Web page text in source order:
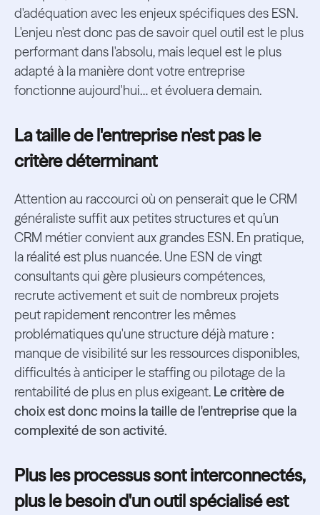
d'adéquation avec les enjeux spécifiques des ESN.
L'enjeu n'est donc pas de savoir quel outil est le plus
performant dans l'absolu, mais lequel est le plus
adapté à la manière dont votre entreprise
fonctionne aujourd'hui… et évoluera demain.
La taille de l'entreprise n'est pas le
critère déterminant
Attention au raccourci où on penserait que le CRM
généraliste suffit aux petites structures et qu’un
CRM métier convient aux grandes ESN. En pratique,
la réalité est plus nuancée. Une ESN de vingt
consultants qui gère plusieurs compétences,
recrute activement et suit de nombreux projets
peut rapidement rencontrer les mêmes
problématiques qu'une structure déjà mature :
manque de visibilité sur les ressources disponibles,
difficultés à anticiper le staffing ou pilotage de la
rentabilité de plus en plus exigeant. Le critère de
choix est donc moins la taille de l'entreprise que la
complexité de son activité.
Plus les processus sont interconnectés,
plus le besoin d'un outil spécialisé est